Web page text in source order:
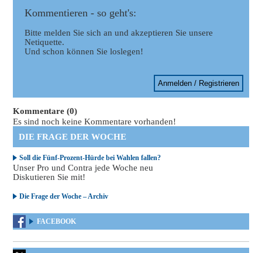
Kommentieren - so geht's:
Bitte melden Sie sich an und akzeptieren Sie unsere
Netiquette.
Und schon können Sie loslegen!
Anmelden / Registrieren
Kommentare (0)
Es sind noch keine Kommentare vorhanden!
DIE FRAGE DER WOCHE
Soll die Fünf-Prozent-Hürde bei Wahlen fallen?
Unser Pro und Contra jede Woche neu
Diskutieren Sie mit!
Die Frage der Woche – Archiv
FACEBOOK